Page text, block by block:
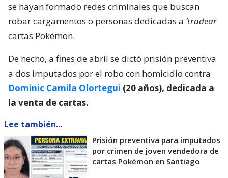
se hayan formado redes criminales que buscan
robar cargamentos o personas dedicadas a ‘tradear
cartas Pokémon.
De hecho, a fines de abril se dictó prisión preventiva
a dos imputados por el robo con homicidio contra
Dominic Camila Olortegui (20 años), dedicada a
la venta de cartas.
Lee también...
Prisión preventiva para imputados
por crimen de joven vendedora de
cartas Pokémon en Santiago